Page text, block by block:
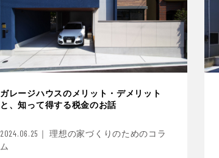
ガレージハウスのメリット・デメリット
と、知って得する税金のお話
2024.06.25｜ 理想の家づくりのためのコラ
ム